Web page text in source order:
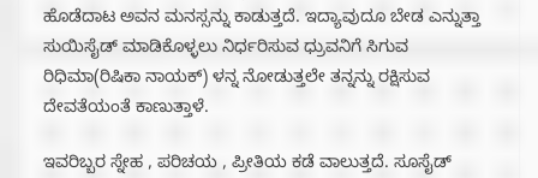
ಹೊಡೆದಾಟ ಅವನ ಮನಸ್ಸನ್ನು ಕಾಡುತ್ತದೆ. ಇದ್ಯಾವುದೂ ಬೇಡ ಎನ್ನುತ್ತಾ
ಸುಯಿಸೈಡ್ ಮಾಡಿಕೊಳ್ಳಲು ನಿರ್ಧರಿಸುವ ಧ್ರುವನಿಗೆ ಸಿಗುವ
ರಿಧಿಮಾ(ರಿಷಿಕಾ ನಾಯಕ್) ಳನ್ನ ನೋಡುತ್ತಲೇ ತನ್ನನ್ನು ರಕ್ಷಿಸುವ
ದೇವತೆಯಂತೆ ಕಾಣುತ್ತಾಳೆ.
ಇವರಿಬ್ಬರ ಸ್ನೇಹ , ಪರಿಚಯ , ಪ್ರೀತಿಯ ಕಡೆ ವಾಲುತ್ತದೆ. ಸೂಸೈಡ್